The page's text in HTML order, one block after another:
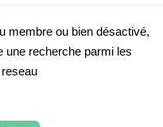
membre ou bien désactivé,
une recherche parmi les